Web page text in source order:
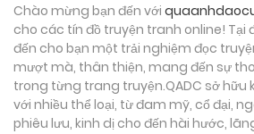
Chào mừng bạn đến với
cho các tín đồ truyện tranh online! Tại
đến cho bạn một trải nghiệm đọc
mượt mà, thân thiện, mang đến sự
trong từng trang truyện.QADC sở hữu
với nhiều thể loại, từ đam mỹ, cổ đại,
phiêu lưu, kinh dị cho đến hài hước,